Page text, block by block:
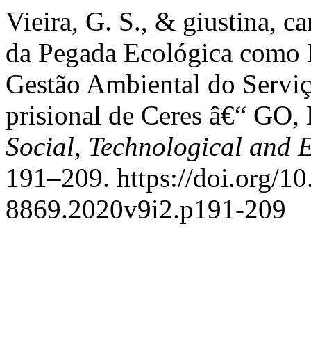
Vieira, G. S., & giustina,
da Pegada Ecológica
Gestão Ambiental do
prisional de Ceres â€“
Social, Technological and
191–209. https://doi.org/
8869.2020v9i2.p191-209